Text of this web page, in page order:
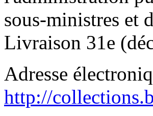
sous-ministres et
Livraison 31e
Adresse
http://